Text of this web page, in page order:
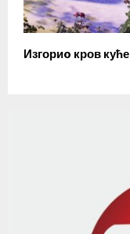
Изгориo кров куће